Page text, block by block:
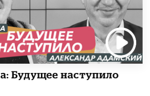
Будущее наступило